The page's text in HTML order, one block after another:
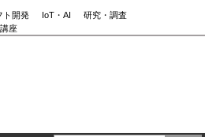
ト開発 IoT・AI
研究・調査
座